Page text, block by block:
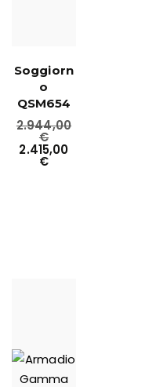
Soggiorn
o
QSM654
2.944,00
€
2.415,00
€